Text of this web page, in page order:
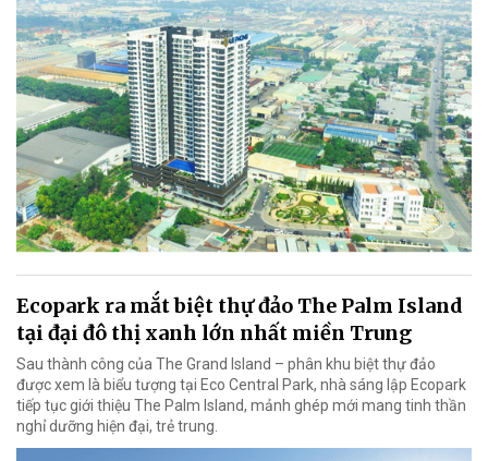
Ecopark ra mắt biệt thự đảo The Palm Island
tại đại đô thị xanh lớn nhất miền Trung
Sau thành công của The Grand Island – phân khu biệt thự đảo
được xem là biểu tượng tại Eco Central Park, nhà sáng lập Ecopark
tiếp tục giới thiệu The Palm Island, mảnh ghép mới mang tinh thần
nghỉ dưỡng hiện đại, trẻ trung.